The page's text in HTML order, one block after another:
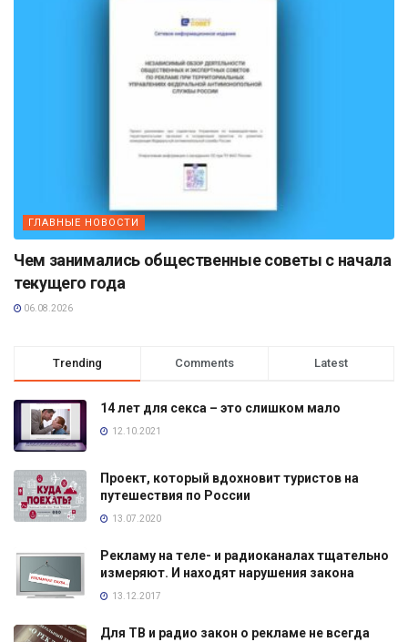
ГЛАВНЫЕ НОВОСТИ
Чем занимались общественные советы с начала
текущего года
06.08.2026
Trending Comments Latest
14 лет для секса – это слишком мало
12.10.2021
Проект, который вдохновит туристов на
путешествия по России
13.07.2020
Рекламу на теле- и радиоканалах тщательно
измеряют. И находят нарушения закона
13.12.2017
Для ТВ и радио закон о рекламе не всегда